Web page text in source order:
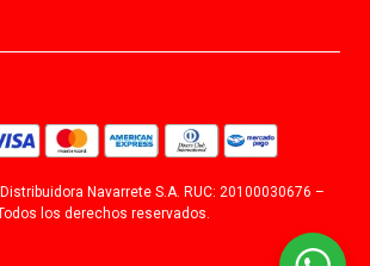
Navarrete S.A. RUC: 20100030676 –
los derechos reservados.